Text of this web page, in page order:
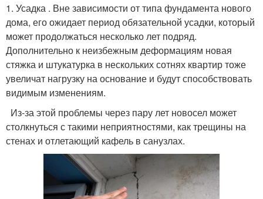
1. Усадка . Вне зависимости от типа фундамента нового
дома, его ожидает период обязательной усадки, который
может продолжаться несколько лет подряд.
Дополнительно к неизбежным деформациям новая
стяжка и штукатурка в нескольких сотнях квартир тоже
увеличат нагрузку на основание и будут способствовать
видимым изменениям.
Из-за этой проблемы через пару лет новосел может
столкнуться с такими неприятностями, как трещины на
стенах и отлетающий кафель в санузлах.